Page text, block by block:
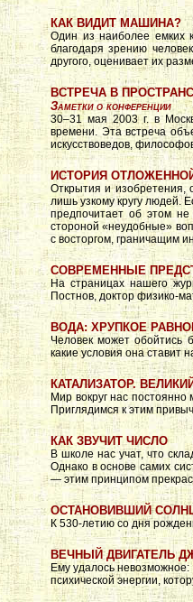
КАК ВИДИТ МАШИНА?
Один из наиболее емких
благодаря зрению
другого, оценивает их
ВСТРЕЧА В
Заметки о конференции
30–31 мая 2003 г. в
времени. Эта встреча
искусствоведов,
ИСТОРИЯ
Открытия и изобретения,
лишь узкому кругу людей.
предпочитает об этом не
стороной «неудобные»
с восторгом, граничащим
СОВРЕМЕННЫЕ
На страницах нашего
Постнов, доктор физико-
ВОДА: ХРУПКОЕ
Человек может обойтись
какие условия она ставит
КАТАЛИЗАТОР.
Мир вокруг нас постоянно
Приглядимся к этим
КАК ЗВУЧИТ ЧИСЛО
В школе нас учат, что
Однако в основе самих
— этим принципом
ОСТАНОВИВШИЙ
К 530-летию со дня
ВЕЧНЫЙ ДВИГАТЕЛЬ
Ему удалось
психической энергии,